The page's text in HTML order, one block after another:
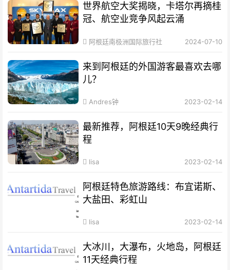
世界航空大奖揭晓，卡塔尔再摘桂
冠、航空业竞争风起云涌
阿根廷南极洲国际旅行社 2024-07-10
来到阿根廷的外国游客最喜欢去哪
儿？
Andres钟 2023-02-14
最新推荐，阿根廷10天9晚经典行
程
lisa 2023-02-14
阿根廷特色旅游路线：布宜诺斯、
大盐田、彩虹山
lisa 2023-02-14
大冰川，大瀑布，火地岛，阿根廷
11天经典行程